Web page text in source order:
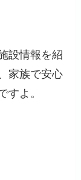
設情報を紹
家族で安心
すよ。